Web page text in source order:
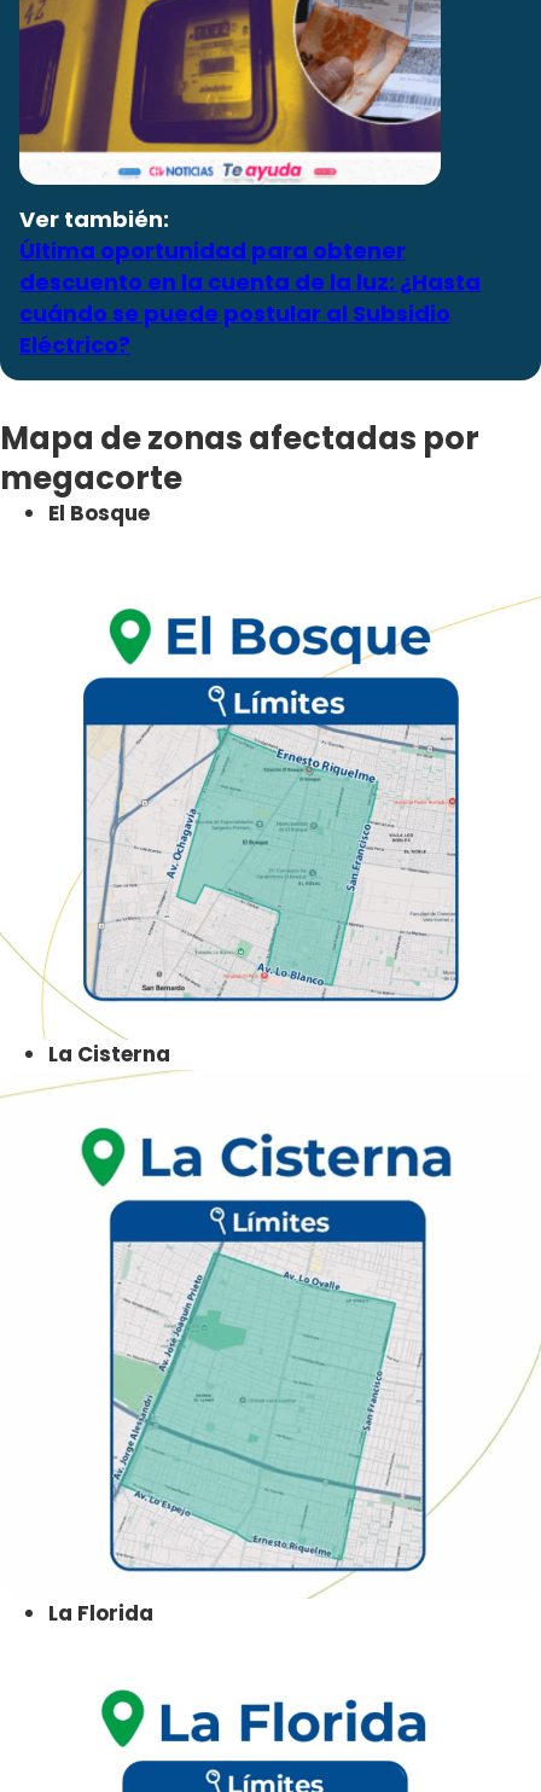
Ver también:
Última oportunidad para obtener
descuento en la cuenta de la luz: ¿Hasta
cuándo se puede postular al Subsidio
Eléctrico?
Mapa de zonas afectadas por
megacorte
El Bosque
La Cisterna
La Florida